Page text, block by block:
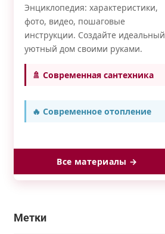
Энциклопедия: характеристики,
фото, видео, пошаговые
инструкции. Создайте идеальный
уютный дом своими руками.
🚿 Современная сантехника
🔥 Современное отопление
Все материалы →
Метки